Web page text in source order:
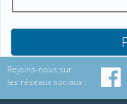
Rejoins-nous sur
les réseaux sociaux :